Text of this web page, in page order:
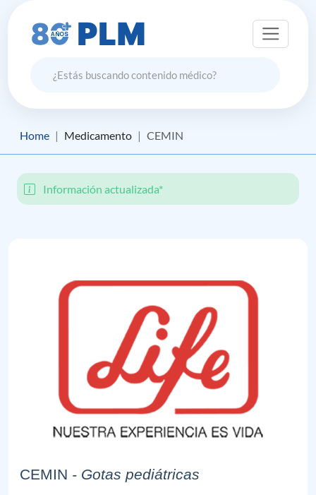
Home Medicamento CEMIN
Información actualizada*
CEMIN - Gotas pediátricas